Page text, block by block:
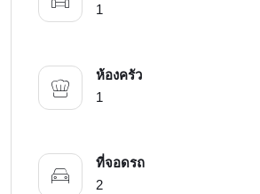
1
ห้องครัว
1
ที่จอดรถ
2